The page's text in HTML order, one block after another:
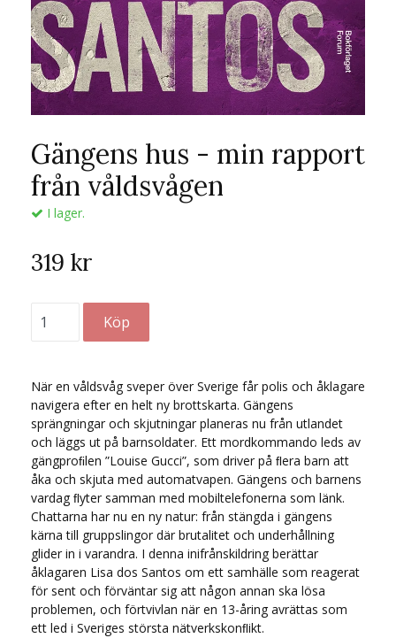
Gängens hus - min rapport
från våldsvågen
I lager.
319 kr
När en våldsvåg sveper över Sverige får polis och åklagare
navigera efter en helt ny brottskarta. Gängens
sprängningar och skjutningar planeras nu från utlandet
och läggs ut på barnsoldater. Ett mordkommando leds av
gängproﬁlen ”Louise Gucci”, som driver på ﬂera barn att
åka och skjuta med automatvapen. Gängens och barnens
vardag ﬂyter samman med mobiltelefonerna som länk.
Chattarna har nu en ny natur: från stängda i gängens
kärna till gruppslingor där brutalitet och underhållning
glider in i varandra. I denna inifrånskildring berättar
åklagaren Lisa dos Santos om ett samhälle som reagerat
för sent och förväntar sig att någon annan ska lösa
problemen, och förtvivlan när en 13-åring avrättas som
ett led i Sveriges största nätverkskonﬂikt.